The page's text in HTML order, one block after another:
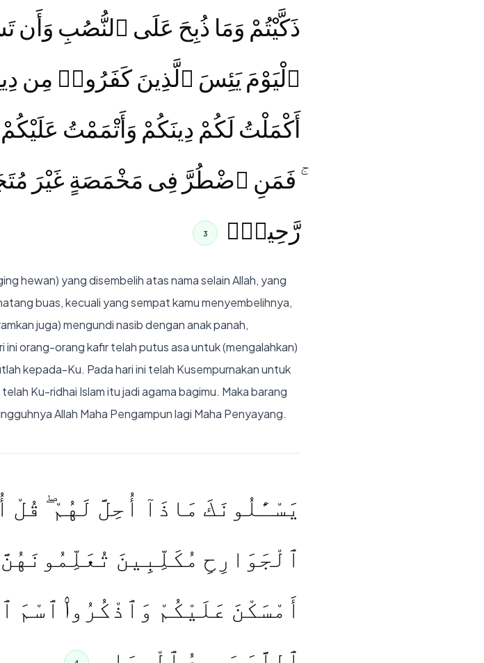
ذَكَّيْتُمْ وَمَا ذُبِحَ عَلَى ٱلنُّصُبِ
ٱلْيَوْمَ يَئِسَ ٱلَّذِينَ كَفَرُوا۟ مِن
أَكْمَلْتُ لَكُمْ دِينَكُمْ وَأَتْمَمْتُ
فَمَنِ ٱضْطُرَّ فِى مَخْمَصَةٍ غَيْرَ
رَّحِيمٌۭ
3
hewan) yang disembelih atas nama selain Allah, yang
buas, kecuali yang sempat kamu menyembelihnya,
juga) mengundi nasib dengan anak panah,
orang-orang kafir telah putus asa untuk (mengalahkan)
kepada-Ku. Pada hari ini telah Kusempurnakan untuk
Ku-ridhai Islam itu jadi agama bagimu. Maka barang
Allah Maha Pengampun lagi Maha Penyayang.
يَسْـَٔلُونَكَ مَاذَآ أُحِلَّ لَهُمْ ۖ قُلْ
ٱلْجَوَارِحِ مُكَلِّبِينَ
أَمْسَكْنَ عَلَيْكُمْ وَٱذْكُرُوا۟ ٱسْمَ